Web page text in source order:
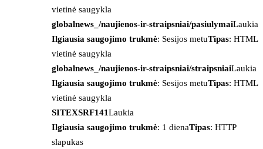
vietinė saugykla
globalnews_/naujienos-ir-straipsniai/pasiulymaiLaukia
Ilgiausia saugojimo trukmė: Sesijos metuTipas: HTML
vietinė saugykla
globalnews_/naujienos-ir-straipsniai/straipsniaiLaukia
Ilgiausia saugojimo trukmė: Sesijos metuTipas: HTML
vietinė saugykla
SITEXSRF141Laukia
Ilgiausia saugojimo trukmė: 1 dienaTipas: HTTP
slapukas